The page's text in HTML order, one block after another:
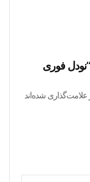
فوری
علامت‌گذاری شده‌اند